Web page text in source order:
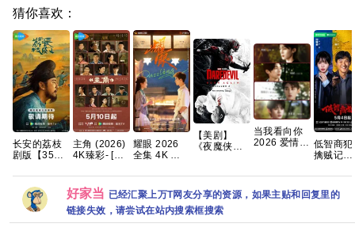
猜你喜欢：
长安的荔枝
剧版【35集
HDR】 【雷
佳音、岳云
鹏｜悬疑/传
奇】夸克
主角 (2026)
4K臻彩- [剧
浩存/秦海璐
国语中字 [单
集约1GB]
耀眼 2026
全集 4K 关
锐
【美剧】
《夜魔侠：
列）查理·考
克斯 文森特·
多诺费奥 克
里斯滕·里特
2026/剧情/
当我看向你
2026 爱情同
霁川 左右 已
低智商犯
擒贼记
骁/ 田曦
】【悬疑
罪】【国
持续更新
好家当 已经汇聚上万T网友分享的资源，如果主贴和回复里的
链接失效，请尝试在站内搜索框搜索